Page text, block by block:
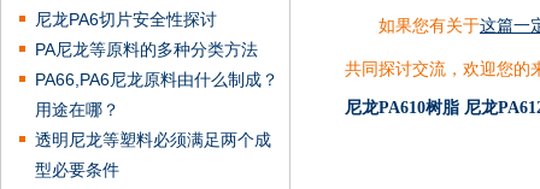
尼龙PA6切片安全性探讨
PA尼龙等原料的多种分类方法
PA66,PA6尼龙原料由什么制成？
用途在哪？
透明尼龙等塑料必须满足两个成
型必要条件
如果您有关于这篇一
共同探讨交流，欢迎您的
尼龙PA610树脂 尼龙